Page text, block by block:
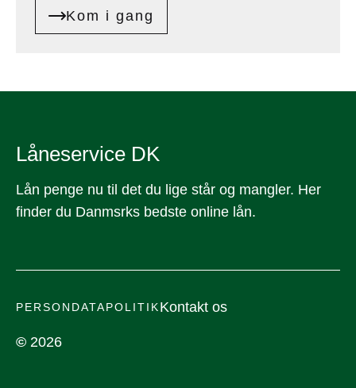
Kom i gang
Låneservice DK
Lån penge nu til det du lige står og mangler. Her
finder du Danmsrks bedste online lån.
PERSONDATAPOLITIKKontakt os
© 2026